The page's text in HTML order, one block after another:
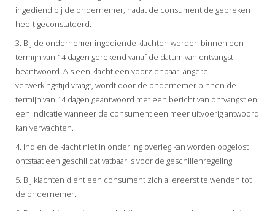
ingediend bij de ondernemer, nadat de consument de gebreken
heeft geconstateerd.
3. Bij de ondernemer ingediende klachten worden binnen een
termijn van 14 dagen gerekend vanaf de datum van ontvangst
beantwoord. Als een klacht een voorzienbaar langere
verwerkingstijd vraagt, wordt door de ondernemer binnen de
termijn van 14 dagen geantwoord met een bericht van ontvangst en
een indicatie wanneer de consument een meer uitvoerig antwoord
kan verwachten.
4. Indien de klacht niet in onderling overleg kan worden opgelost
ontstaat een geschil dat vatbaar is voor de geschillenregeling.
5. Bij klachten dient een consument zich allereerst te wenden tot
de ondernemer.